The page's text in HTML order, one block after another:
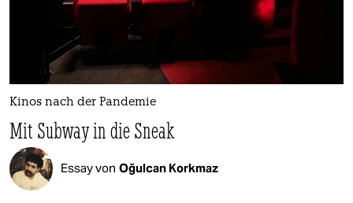
Kinos nach der Pandemie
Mit Subway in die Sneak
Essay von Oğulcan Korkmaz